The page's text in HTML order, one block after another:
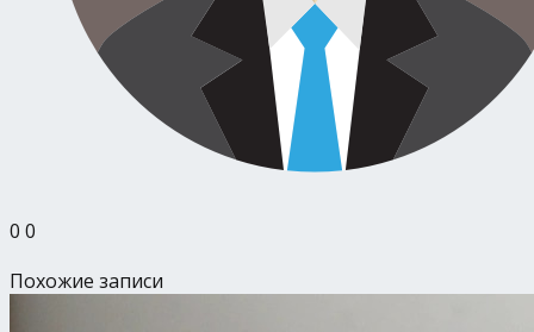
0 0
Похожие записи